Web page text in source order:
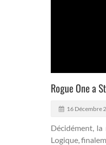
Rogue One a
16 Décembre
Décidément, la
Logique,